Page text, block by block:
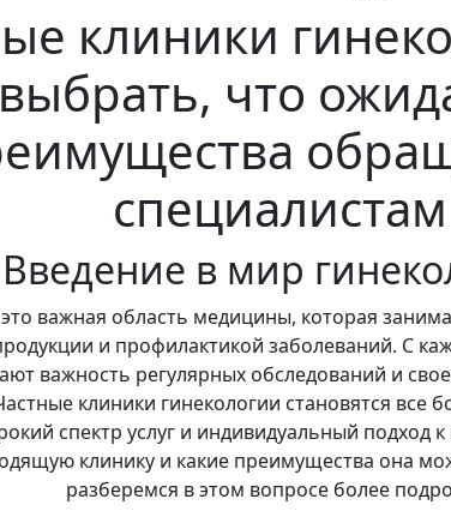
клиники
выбрать, что
специалистам
Введение в мир
это важная область медицины, которая
и профилактикой заболеваний. С
важность регулярных обследований и
клиники гинекологии становятся
спектр услуг и индивидуальный подход
клинику и какие преимущества она
разберемся в этом вопросе более